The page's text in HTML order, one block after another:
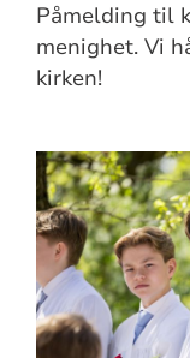
Påmelding til
menighet. Vi
kirken!